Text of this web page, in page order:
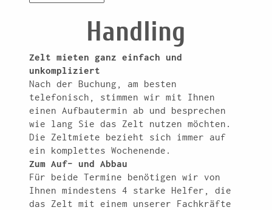
Handling
Zelt mieten ganz einfach und
unkompliziert
Nach der Buchung, am besten
telefonisch, stimmen wir mit Ihnen
einen Aufbautermin ab und besprechen
wie lang Sie das Zelt nutzen möchten.
Die Zeltmiete bezieht sich immer auf
ein komplettes Wochenende.
Zum Auf- und Abbau
Für beide Termine benötigen wir von
Ihnen mindestens 4 starke Helfer, die
das Zelt mit einem unserer Fachkräfte